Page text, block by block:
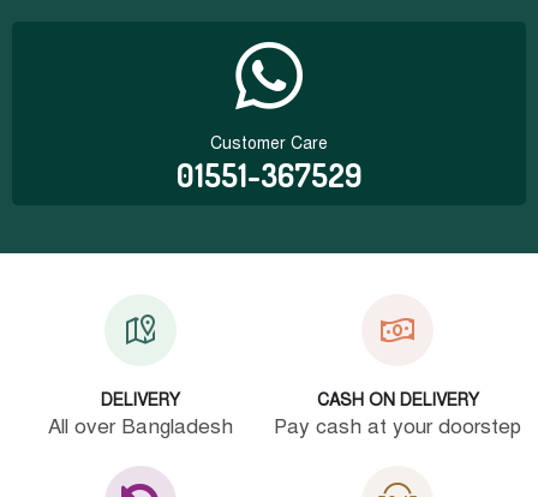
Customer Care
01551-367529
DELIVERY
All over Bangladesh
CASH ON DELIVERY
Pay cash at your doorstep